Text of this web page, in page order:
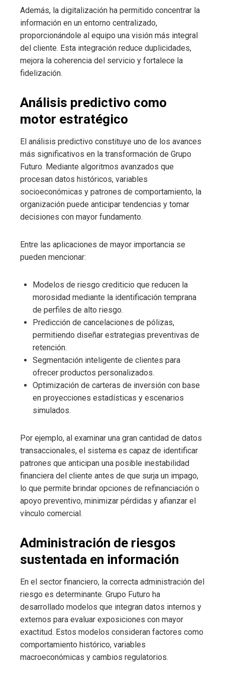
Además, la digitalización ha permitido concentrar la
información en un entorno centralizado,
proporcionándole al equipo una visión más integral
del cliente. Esta integración reduce duplicidades,
mejora la coherencia del servicio y fortalece la
fidelización.
Análisis predictivo como
motor estratégico
El análisis predictivo constituye uno de los avances
más significativos en la transformación de Grupo
Futuro. Mediante algoritmos avanzados que
procesan datos históricos, variables
socioeconómicas y patrones de comportamiento, la
organización puede anticipar tendencias y tomar
decisiones con mayor fundamento.
Entre las aplicaciones de mayor importancia se
pueden mencionar:
Modelos de riesgo crediticio que reducen la
morosidad mediante la identificación temprana
de perfiles de alto riesgo.
Predicción de cancelaciones de pólizas,
permitiendo diseñar estrategias preventivas de
retención.
Segmentación inteligente de clientes para
ofrecer productos personalizados.
Optimización de carteras de inversión con base
en proyecciones estadísticas y escenarios
simulados.
Por ejemplo, al examinar una gran cantidad de datos
transaccionales, el sistema es capaz de identificar
patrones que anticipan una posible inestabilidad
financiera del cliente antes de que surja un impago,
lo que permite brindar opciones de refinanciación o
apoyo preventivo, minimizar pérdidas y afianzar el
vínculo comercial.
Administración de riesgos
sustentada en información
En el sector financiero, la correcta administración del
riesgo es determinante. Grupo Futuro ha
desarrollado modelos que integran datos internos y
externos para evaluar exposiciones con mayor
exactitud. Estos modelos consideran factores como
comportamiento histórico, variables
macroeconómicas y cambios regulatorios.